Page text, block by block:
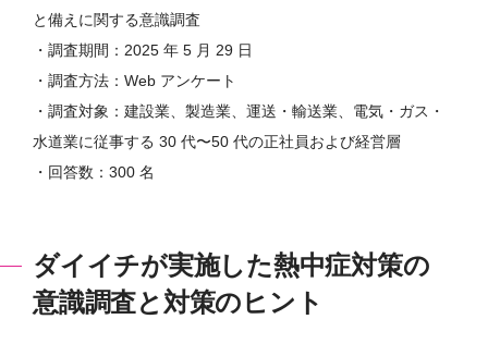
と備えに関する意識調査
・調査期間：2025 年 5 月 29 日
・調査方法：Web アンケート
・調査対象：建設業、製造業、運送・輸送業、電気・ガス・
水道業に従事する 30 代〜50 代の正社員および経営層
・回答数：300 名
ダイイチが実施した熱中症対策の
意識調査と対策のヒント